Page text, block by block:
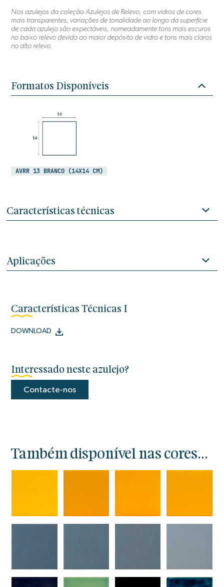
Nos azulejos da coleção Azulejos de Relevo, com vidros de cores
mais transparentes, variações de tonalidade ao longo da superfície
de cada azulejo são expectáveis, nomeadamente tons mais escuros
no baixo relevo devido ao maior depósito de vidro e tons mais claros
no alto relevo.
Formatos Disponíveis
AVRR 13 BRANCO (14X14 CM)
Características técnicas
Aplicações
Características Técnicas I
DOWNLOAD
Interessado neste azulejo?
Contacte-nos
Também disponível nas cores...